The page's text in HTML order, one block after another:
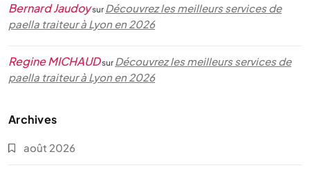
Bernard Jaudoysur Découvrez les meilleurs services de
paella traiteur à Lyon en 2026
Regine MICHAUDsur Découvrez les meilleurs services de
paella traiteur à Lyon en 2026
Archives
août 2026